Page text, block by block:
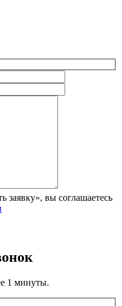
вы соглашаетесь
1 минуты.